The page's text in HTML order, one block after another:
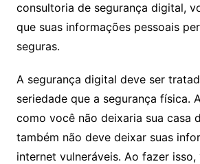
consultoria de segurança digital,
que suas informações pessoais
seguras.
A segurança digital deve ser
seriedade que a segurança física.
como você não deixaria sua casa
também não deve deixar suas
internet vulneráveis. Ao fazer